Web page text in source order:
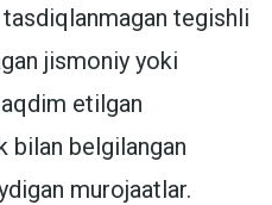
tegishli
jismoniy yoki
etilgan
bilan belgilangan
murojaatlar.